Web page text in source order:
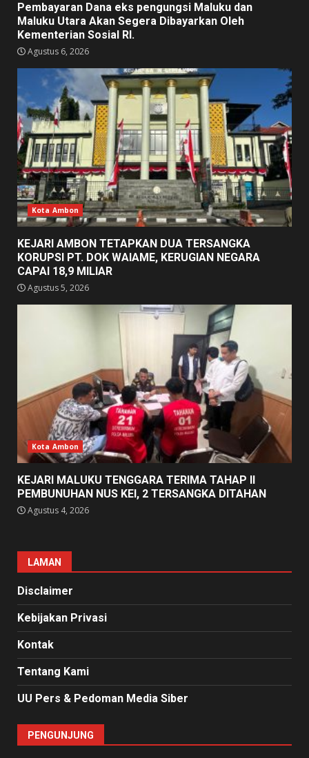
Pembayaran Dana eks pengungsi Maluku dan
Maluku Utara Akan Segera Dibayarkan Oleh
Kementerian Sosial RI.
Agustus 6, 2026
Kota Ambon
KEJARI AMBON TETAPKAN DUA TERSANGKA
KORUPSI PT. DOK WAIAME, KERUGIAN NEGARA
CAPAI 18,9 MILIAR
Agustus 5, 2026
Kota Ambon
KEJARI MALUKU TENGGARA TERIMA TAHAP II
PEMBUNUHAN NUS KEI, 2 TERSANGKA DITAHAN
Agustus 4, 2026
LAMAN
Disclaimer
Kebijakan Privasi
Kontak
Tentang Kami
UU Pers & Pedoman Media Siber
PENGUNJUNG